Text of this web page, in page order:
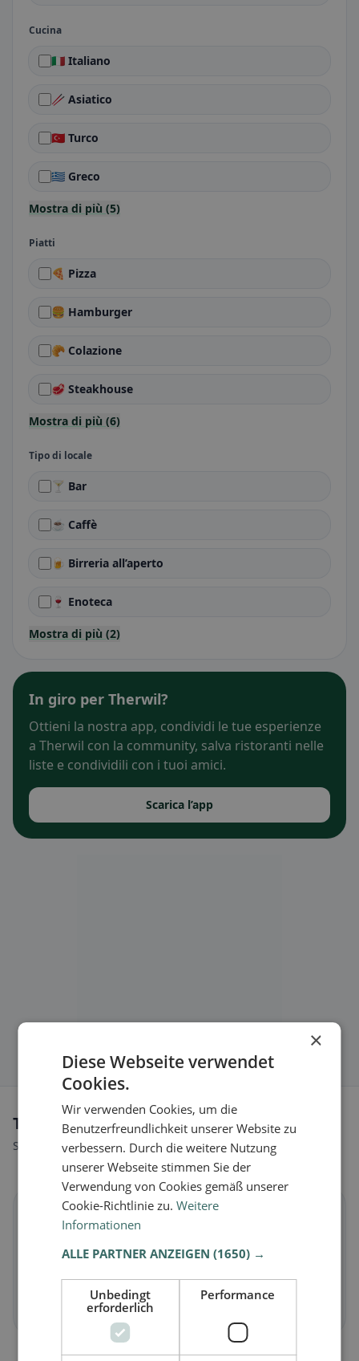
Cucina
🇮🇹 Italiano
🥢 Asiatico
🇹🇷 Turco
🇬🇷 Greco
Mostra di più (5)
Piatti
🍕 Pizza
🍔 Hamburger
🥐 Colazione
🥩 Steakhouse
Mostra di più (6)
Tipo di locale
🍸 Bar
☕ Caffè
🍺 Birreria all’aperto
🍷 Enoteca
Mostra di più (2)
In giro per Therwil?
Ottieni la nostra app, condividi le tue esperienze
a Therwil con la community, salva ristoranti nelle
liste e condividili con i tuoi amici.
Scarica l’app
Tipi di alimentazione a Therwil
Scopri ristoranti adatti al tuo stile alimentare.
Veganoin Therwil
Piatti vegetali e cucina vegana
Scopri ora →
×
Diese Webseite verwendet
Cookies.
Wir verwenden Cookies, um die
Benutzerfreundlichkeit unserer Website zu
verbessern. Durch die weitere Nutzung
unserer Webseite stimmen Sie der
Verwendung von Cookies gemäß unserer
Cookie-Richtlinie zu.Weitere
Informationen
ALLE PARTNER ANZEIGEN(1650) →
Unbedingt
erforderlich
Performance